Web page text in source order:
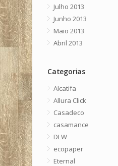
Julho 2013
Junho 2013
Maio 2013
Abril 2013
Categorias
Alcatifa
Allura Click
Casadeco
casamance
DLW
ecopaper
Eternal